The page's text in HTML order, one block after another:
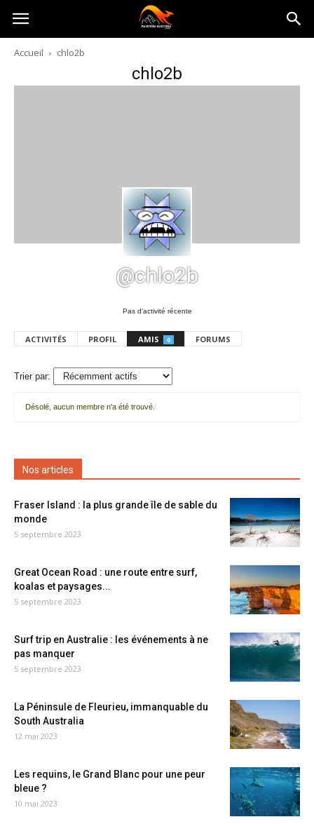
Australia-
australie.com
Accueil chlo2b
chlo2b
@chlo2b
Pas d’activité récente
ACTIVITÉS PROFIL AMIS 0 FORUMS
Trier par:
amis
Désolé, aucun membre n'a été trouvé.
Nos articles
Fraser Island : la plus grande île de sable du
monde
5 septembre 2023
Great Ocean Road : une route entre surf,
koalas et paysages...
5 septembre 2023
Surf trip en Australie : les événements à ne
pas manquer
5 septembre 2023
La Péninsule de Fleurieu, immanquable du
South Australia
12 mai 2023
Les requins, le Grand Blanc pour une peur
bleue ?
10 mai 2023